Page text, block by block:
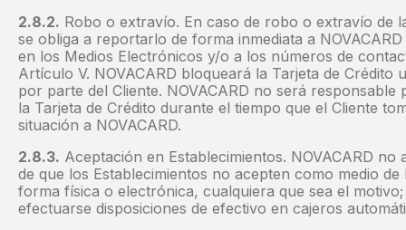
2.8.2. Robo o extravío. En caso de robo o extravío de
se obliga a reportarlo de forma inmediata a
en los Medios Electrónicos y/o a los números de
Artículo V. NOVACARD bloqueará la Tarjeta de Crédito
por parte del Cliente. NOVACARD no será
la Tarjeta de Crédito durante el tiempo que el Cliente
situación a NOVACARD.
2.8.3. Aceptación en Establecimientos. NOVACARD no
de que los Establecimientos no acepten como medio
forma física o electrónica, cualquiera que sea el
efectuarse disposiciones de efectivo en cajeros